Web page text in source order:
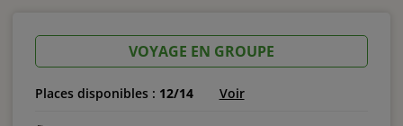
chaque voyageur.
Accompagnant cette exploration artistique, Mélissa DELATTRE
propose une pratique de yoga nomade qui s’adapte aux
mouvements et aux énergies changeantes du séjour. De
paysages en paysages, elle vous guide dans une expérience
VOYAGE EN GROUPE
Places disponibles : 12/14 Voir